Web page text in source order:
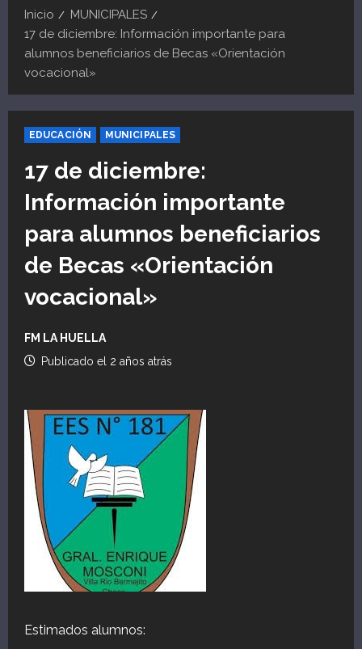
Inicio
MUNICIPALES
17 de diciembre: Información importante para
alumnos beneficiarios de Becas «Orientación
vocacional»
EDUCACIÓN MUNICIPALES
17 de diciembre:
Información importante
para alumnos beneficiarios
de Becas «Orientación
vocacional»
FM LA HUELLA
Publicado el 2 años atrás
Estimados alumnos: